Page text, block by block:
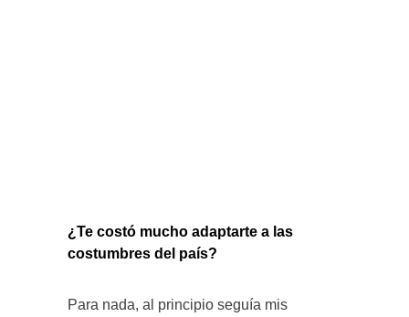
¿Te costó mucho adaptarte a las
costumbres del país?
Para nada, al principio seguía mis